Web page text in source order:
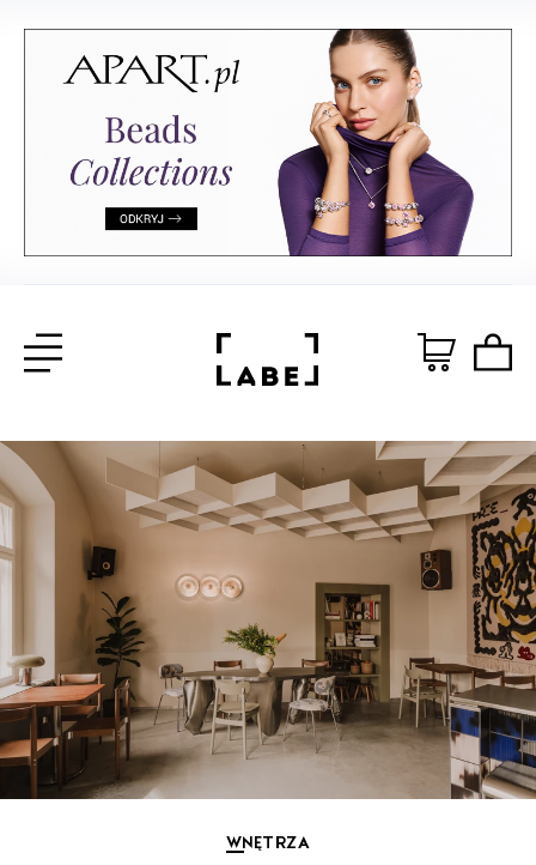
WNĘTRZA